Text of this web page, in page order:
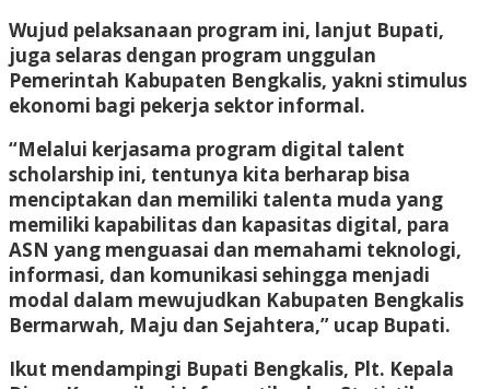
Wujud pelaksanaan program ini, lanjut Bupati,
juga selaras dengan program unggulan
Pemerintah Kabupaten Bengkalis, yakni stimulus
ekonomi bagi pekerja sektor informal.
“Melalui kerjasama program digital talent
scholarship ini, tentunya kita berharap bisa
menciptakan dan memiliki talenta muda yang
memiliki kapabilitas dan kapasitas digital, para
ASN yang menguasai dan memahami teknologi,
informasi, dan komunikasi sehingga menjadi
modal dalam mewujudkan Kabupaten Bengkalis
Bermarwah, Maju dan Sejahtera,” ucap Bupati.
Ikut mendampingi Bupati Bengkalis, Plt. Kepala